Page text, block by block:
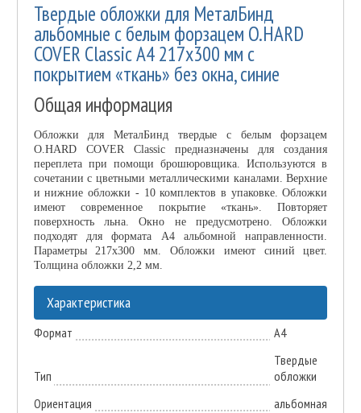
Твердые обложки для МеталБинд
альбомные с белым форзацем O.HARD
COVER Classic А4 217x300 мм с
покрытием «ткань» без окна, синие
Общая информация
Обложки для МеталБинд твердые с белым форзацем
O.HARD COVER Classic предназначены для создания
переплета при помощи брошюровщика. Используются в
сочетании с цветными металлическими каналами. Верхние
и нижние обложки - 10 комплектов в упаковке. Обложки
имеют современное покрытие «ткань». Повторяет
поверхность льна. Окно не предусмотрено. Обложки
подходят для формата А4 альбомной направленности.
Параметры 217x300 мм. Обложки имеют синий цвет.
Толщина обложки 2,2 мм.
Характеристика
Формат А4
Тип
Твердые
обложки
Ориентация
альбомная